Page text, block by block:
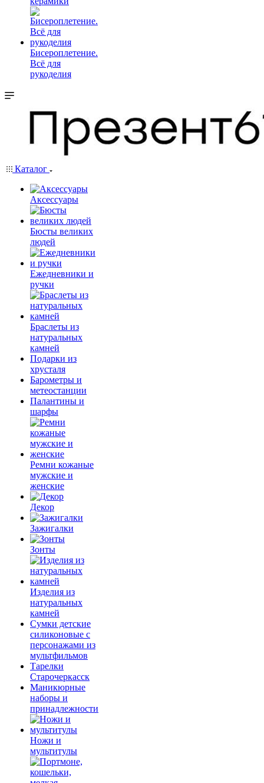
Бисероплетение.
Всё для
рукоделия
Каталог
Аксессуары
Бюсты великих
людей
Ежедневники и
ручки
Браслеты из
натуральных
камней
Подарки из
хрусталя
Барометры и
метеостанции
Палантины и
шарфы
Ремни кожаные
мужские и
женские
Декор
Зажигалки
Зонты
Изделия из
натуральных
камней
Сумки детские
силиконовые с
персонажами из
мультфильмов
Тарелки
Старочеркасск
Маникюрные
наборы и
принадлежности
Ножи и
мультитулы